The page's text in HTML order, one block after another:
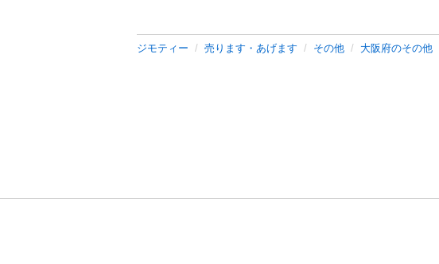
ジモティー 売ります・あげます その他 大阪府のその他